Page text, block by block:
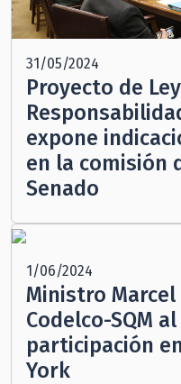
31/05/2024
Proyecto de
expone
en la comisión
Senado
1/06/2024
Ministro
Codelco-SQM
participación
York